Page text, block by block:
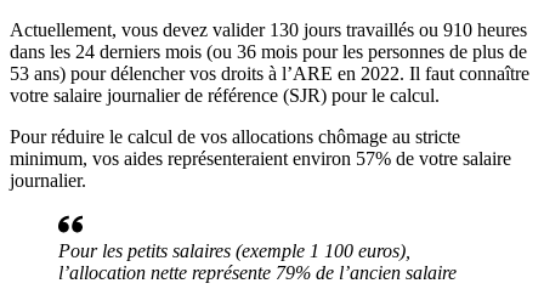
Actuellement, vous devez valider 130 jours travaillés ou 910 heures
dans les 24 derniers mois (ou 36 mois pour les personnes de plus de
53 ans) pour délencher vos droits à l’ARE en 2022. Il faut connaître
votre salaire journalier de référence (SJR) pour le calcul.
Pour réduire le calcul de vos allocations chômage au stricte
minimum, vos aides représenteraient environ 57% de votre salaire
journalier.
Pour les petits salaires (exemple 1 100 euros),
l’allocation nette représente 79% de l’ancien salaire